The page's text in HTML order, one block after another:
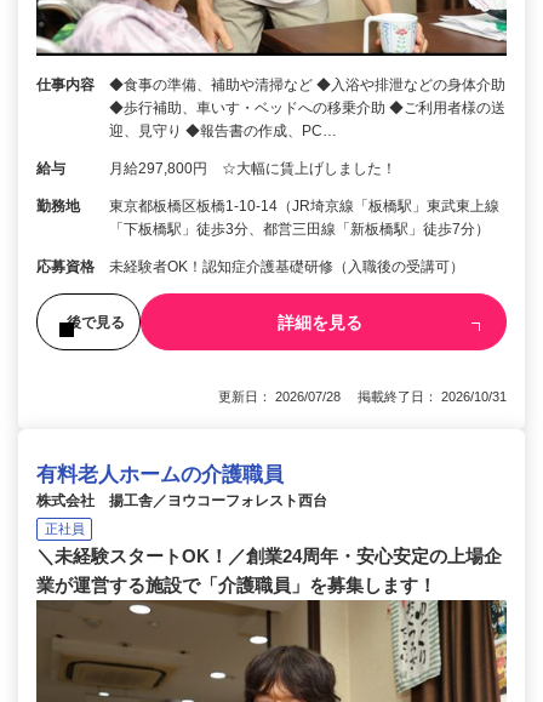
仕事内容
◆食事の準備、補助や清掃など ◆入浴や排泄などの身体介助
◆歩行補助、車いす・ベッドへの移乗介助 ◆ご利用者様の送
迎、見守り ◆報告書の作成、PC…
給与 月給297,800円 ☆大幅に賃上げしました！
勤務地
東京都板橋区板橋1-10-14（JR埼京線「板橋駅」東武東上線
「下板橋駅」徒歩3分、都営三田線「新板橋駅」徒歩7分）
応募資格 未経験者OK！認知症介護基礎研修（入職後の受講可）
後で見る 詳細を見る
更新日： 2026/07/28 掲載終了日： 2026/10/31
有料老人ホームの介護職員
株式会社 揚工舎／ヨウコーフォレスト西台
正社員
＼未経験スタートOK！／創業24周年・安心安定の上場企
業が運営する施設で「介護職員」を募集します！